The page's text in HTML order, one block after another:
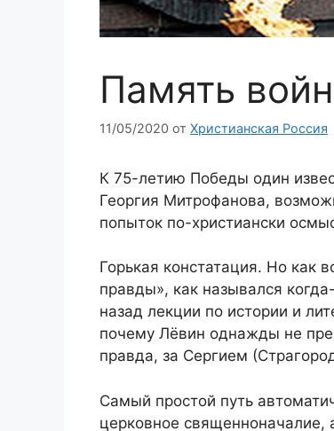
Память
11/05/2020 от Христианская Россия
К 75-летию Победы один
Георгия Митрофанова,
попыток по-христиански
Горькая констатация. Но как
правды», как назывался
назад лекции по истории и
почему Лёвин однажды не
правда, за Сергием
Самый простой путь
церковное священноначалие,